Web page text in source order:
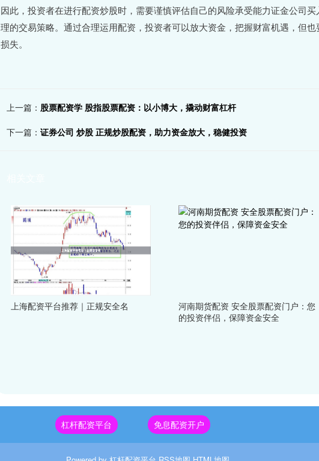
因此，投资者在进行配资炒股时，需要谨慎评估自己的风险承受能力证金公司
理的交易策略。通过合理运用配资，投资者可以放大资金，把握财富机遇，但
损失。
上一篇： 股票配资学 股指股票配资：以小博大，撬动财富杠杆
下一篇： 证券公司 炒股 正规炒股配资，助力资金放大，稳健投资
上海配资平台推荐｜正规安全名
河南期货配资 安全股票配资门户：您
的投资伴侣，保障资金安全
杠杆配资平台 免息配资开户